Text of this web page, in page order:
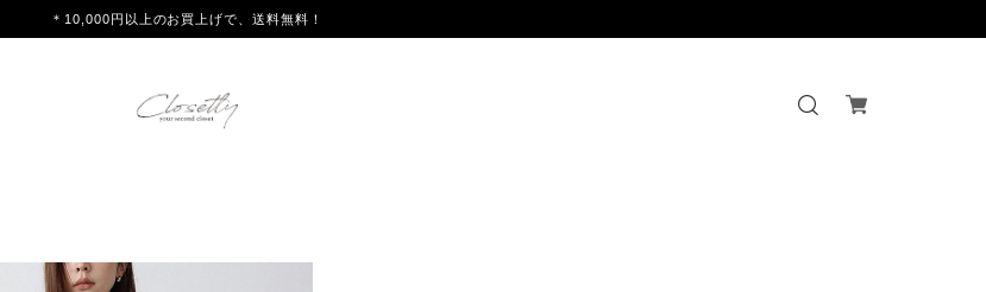
＊10,000円以上のお買上げで、送料無料！